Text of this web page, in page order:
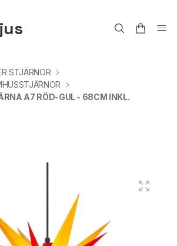
STJÄRNOR
A7 RÖD-GUL - 68CM INKL.